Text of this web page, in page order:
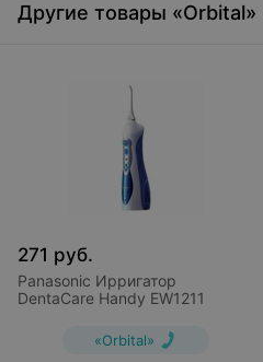
Другие товары «Orbital»
271 руб.
Panasonic Ирригатор
DentaCare Handy EW1211
«Orbital»